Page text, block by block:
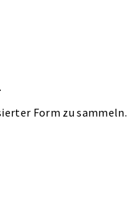
Form zu sammeln.